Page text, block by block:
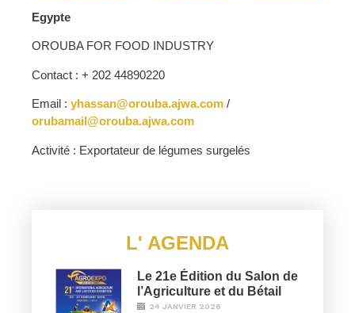
Egypte
OROUBA FOR FOOD INDUSTRY
Contact : + 202 44890220
Email : yhassan@orouba.ajwa.com /
orubamail@orouba.ajwa.com
Activité : Exportateur de légumes surgelés
L' AGENDA
Le 21e Édition du Salon de
l’Agriculture et du Bétail
24 JANVIER 2026